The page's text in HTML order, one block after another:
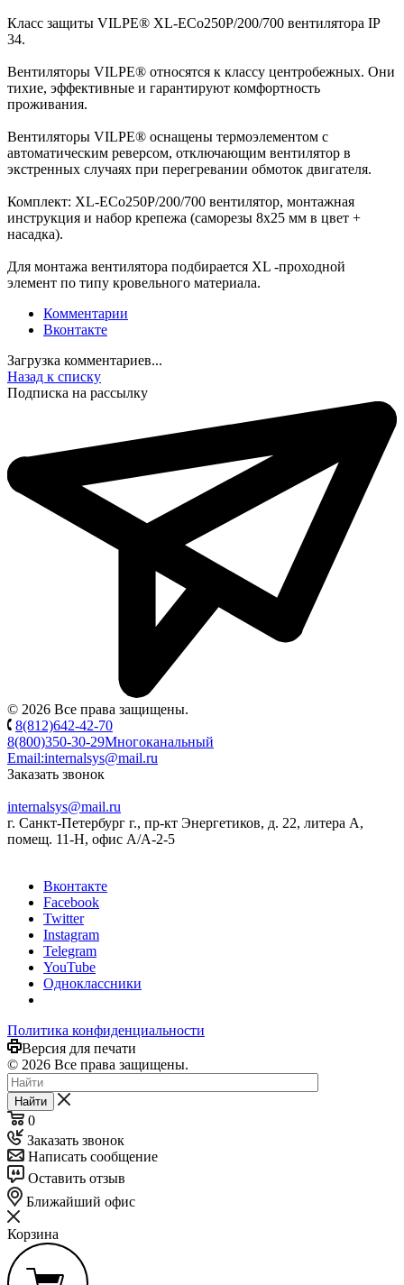
Класс защиты VILPE® XL-ECo250Р/200/700 вентилятора IP
34.
Вентиляторы VILPE® относятся к классу центробежных. Они
тихие, эффективные и гарантируют комфортность
проживания.
Вентиляторы VILPE® оснащены термоэлементом с
автоматическим реверсом, отключающим вентилятор в
экстренных случаях при перегревании обмоток двигателя.
Комплект: XL-ECo250Р/200/700 вентилятор, монтажная
инструкция и набор крепежа (саморезы 8x25 мм в цвет +
насадка).
Для монтажа вентилятора подбирается XL -проходной
элемент по типу кровельного материала.
Комментарии
Вконтакте
Загрузка комментариев...
Назад к списку
Подписка на рассылку
© 2026 Все права защищены.
8(812)642-42-70
8(800)350-30-29Многоканальный
Email:internalsys@mail.ru
Заказать звонок
internalsys@mail.ru
г. Санкт-Петербург г., пр-кт Энергетиков, д. 22, литера А,
помещ. 11-Н, офис А/А-2-5
Вконтакте
Facebook
Twitter
Instagram
Telegram
YouTube
Одноклассники
Политика конфиденциальности
Версия для печати
© 2026 Все права защищены.
Найти
0
Заказать звонок
Написать сообщение
Оставить отзыв
Ближайший офис
Корзина